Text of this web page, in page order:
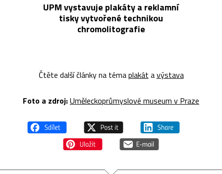
UPM vystavuje plakáty a reklamní
tisky vytvořené technikou
chromolitografie
Čtěte další články na témaplakát avýstava
Foto a zdroj:Uměleckoprůmyslové museum v Praze